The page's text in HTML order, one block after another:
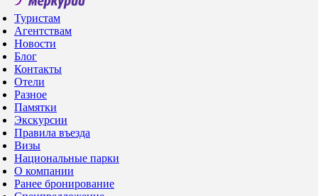
Туристам
Агентствам
Новости
Блог
Контакты
Отели
Разное
Памятки
Экскурсии
Правила въезда
Визы
Национальные парки
О компании
Ранее бронирование